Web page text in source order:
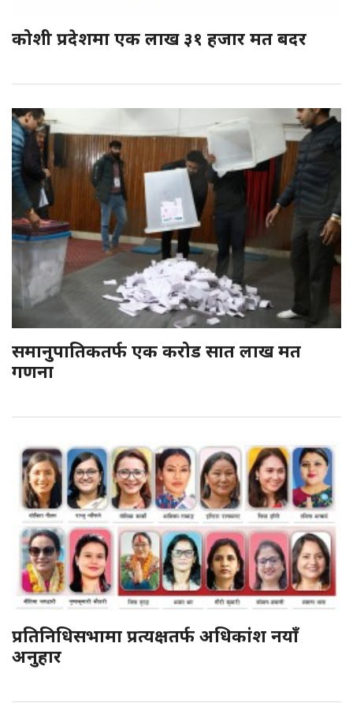
कोशी प्रदेशमा एक लाख ३१ हजार मत बदर
समानुपातिकतर्फ एक करोड सात लाख मत
गणना
प्रतिनिधिसभामा प्रत्यक्षतर्फ अधिकांश नयाँ
अनुहार